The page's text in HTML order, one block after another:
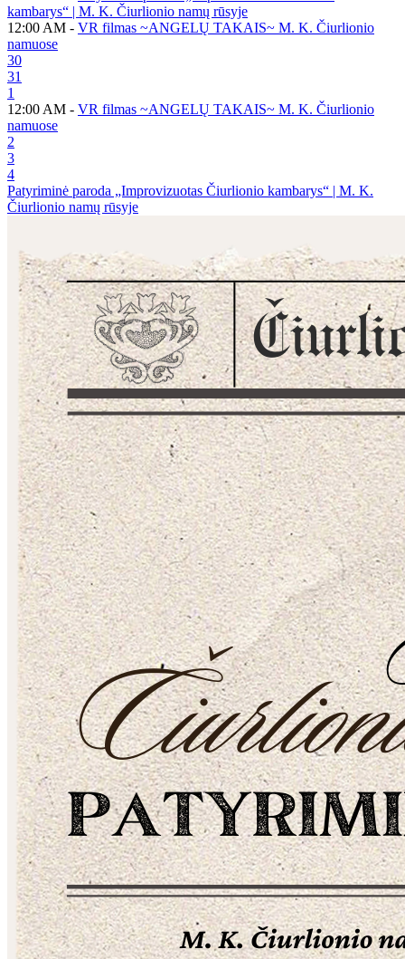
kambarys“ | M. K. Čiurlionio namų rūsyje
12:00 AM - VR filmas ~ANGELŲ TAKAIS~ M. K. Čiurlionio
namuose
30
31
1
12:00 AM - VR filmas ~ANGELŲ TAKAIS~ M. K. Čiurlionio
namuose
2
3
4
Patyriminė paroda „Improvizuotas Čiurlionio kambarys“ | M. K.
Čiurlionio namų rūsyje